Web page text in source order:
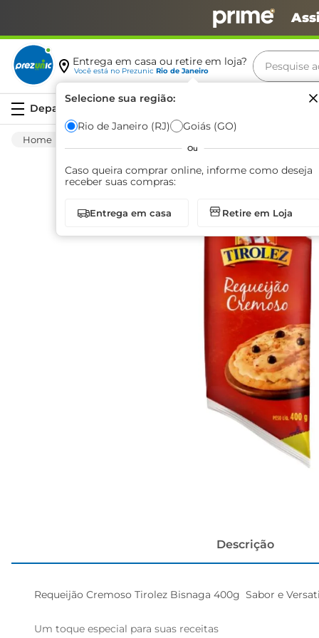
Entrega em casa ou retire em loja?
Você está no Prezunic Rio de Janeiro
Selecione sua região:
Rio de Janeiro (RJ) Goiás (GO)
Ou
Caso queira comprar online, informe como deseja
receber suas compras:
Entrega em casa Retire em Loja
Pesquise
Requeijão
Descrição
Requeijão Cremoso Tirolez Bisnaga 400g  Sabor e
Um toque especial para suas receitas
Termos
café
azeite
biscoito
arroz
iogurte
papel
cerveja